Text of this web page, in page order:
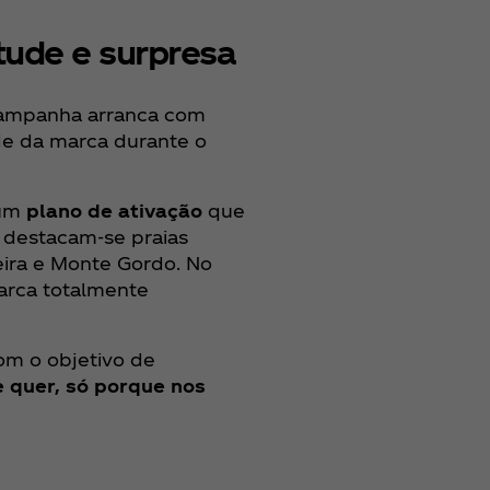
e surpresa
arranca com
da marca durante o
plano de ativação que
se praias
e Monte Gordo. No
totalmente
o objetivo de
quer, só porque nos